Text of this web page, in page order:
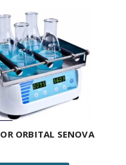
ORBITAL SENOVA